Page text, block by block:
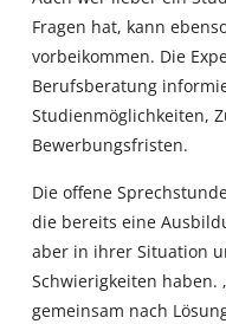
Fragen hat, kann
vorbeikommen. Die
Berufsberatung
Studienmöglichkeiten,
Bewerbungsfristen.
Die offene
die bereits eine
aber in ihrer Situation
Schwierigkeiten
gemeinsam nach